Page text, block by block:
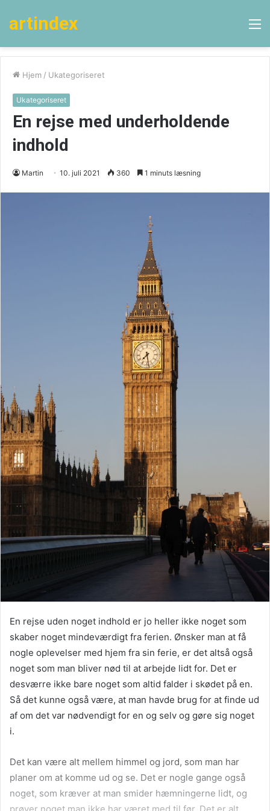
artindex
Hjem / Ukategoriseret
Ukategoriseret
En rejse med underholdende
indhold
Martin 10. juli 2021 360 1 minuts læsning
En rejse uden noget indhold er jo heller ikke noget som
skaber noget mindeværdigt fra ferien. Ønsker man at få
nogle oplevelser med hjem fra sin ferie, er det altså også
noget som man bliver nød til at arbejde lidt for. Det er
desværre ikke bare noget som altid falder i skødet på en.
Så det kunne også være, at man havde brug for at finde ud
af om det var nødvendigt for en og selv og gøre sig noget
i.
Det kan være alt mellem himmel og jord, som man har
planer om at komme ud og se. Det er nogle gange også
noget, som kræver at man smider hæmningerne lidt, og